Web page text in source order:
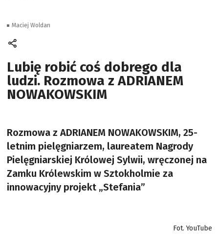
Lubię robić coś dobrego dla
ludzi. Rozmowa z ADRIANEM
NOWAKOWSKIM
Rozmowa z ADRIANEM NOWAKOWSKIM, 25-
letnim pielęgniarzem, laureatem Nagrody
Pielęgniarskiej Królowej Sylwii, wręczonej na
Zamku Królewskim w Sztokholmie za
innowacyjny projekt „Stefania”
Fot. YouTube
Maciej Woldan